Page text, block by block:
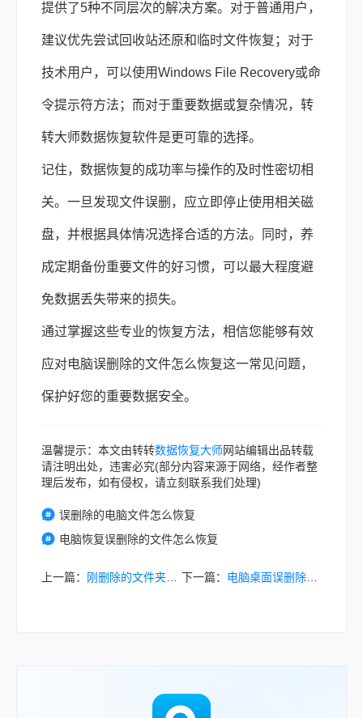
提供了5种不同层次的解决方案。对于普通用户，
建议优先尝试回收站还原和临时文件恢复；对于
技术用户，可以使用Windows File Recovery或命
令提示符方法；而对于重要数据或复杂情况，转
转大师数据恢复软件是更可靠的选择。
记住，数据恢复的成功率与操作的及时性密切相
关。一旦发现文件误删，应立即停止使用相关磁
盘，并根据具体情况选择合适的方法。同时，养
成定期备份重要文件的好习惯，可以最大程度避
免数据丢失带来的损失。
通过掌握这些专业的恢复方法，相信您能够有效
应对电脑误删除的文件怎么恢复这一常见问题，
保护好您的重要数据安全。
温馨提示：本文由转转数据恢复大师网站编辑出品转载
请注明出处，违害必究(部分内容来源于网络，经作者整
理后发布，如有侵权，请立刻联系我们处理)
误删除的电脑文件怎么恢复
电脑恢复误删除的文件怎么恢复
上一篇： 刚删除的文件夹如何恢复？这5招教你轻松找回！ 下一篇： 电脑桌面误删除的文件怎么恢复？6种实用方法助您快速找回！